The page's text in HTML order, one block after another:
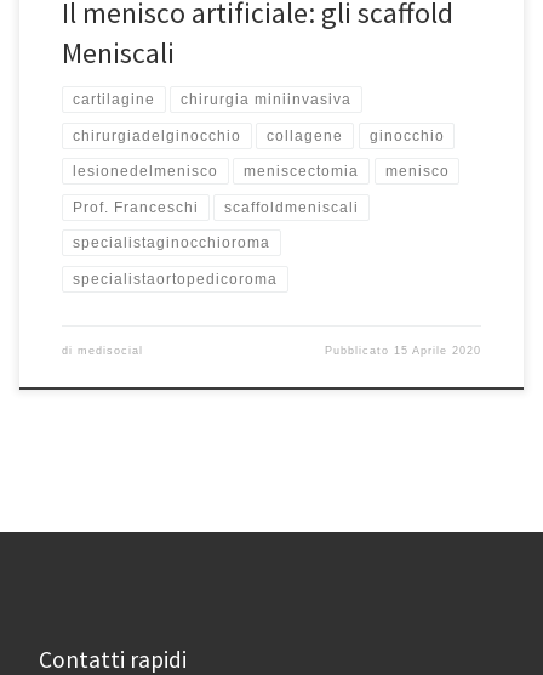
Il menisco artificiale: gli scaffold
Meniscali
cartilagine chirurgia miniinvasiva
chirurgiadelginocchio collagene ginocchio
lesionedelmenisco meniscectomia menisco
Prof. Franceschi scaffoldmeniscali
specialistaginocchioroma
specialistaortopedicoroma
di medisocial Pubblicato 15 Aprile 2020
Contatti rapidi